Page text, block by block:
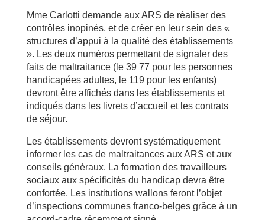
Mme Carlotti demande aux ARS de réaliser des
contrôles inopinés, et de créer en leur sein des «
structures d’appui à la qualité des établissements
». Les deux numéros permettant de signaler des
faits de maltraitance (le 39 77 pour les personnes
handicapées adultes, le 119 pour les enfants)
devront être affichés dans les établissements et
indiqués dans les livrets d’accueil et les contrats
de séjour.
Les établissements devront systématiquement
informer les cas de maltraitances aux ARS et aux
conseils généraux. La formation des travailleurs
sociaux aux spécificités du handicap devra être
confortée. Les institutions wallons feront l’objet
d’inspections communes franco-belges grâce à un